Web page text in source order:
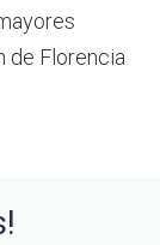
de Florencia